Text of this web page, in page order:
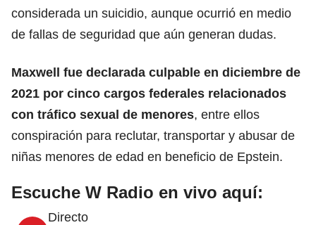
considerada un suicidio, aunque ocurrió en medio
de fallas de seguridad que aún generan dudas.
Maxwell fue declarada culpable en diciembre de
2021 por cinco cargos federales relacionados
con tráfico sexual de menores, entre ellos
conspiración para reclutar, transportar y abusar de
niñas menores de edad en beneficio de Epstein.
Escuche W Radio en vivo aquí:
Directo